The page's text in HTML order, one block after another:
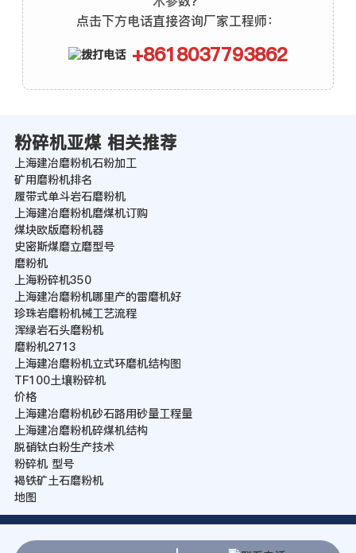
点击下方电话直接咨询厂家工程师：
+8618037793862
粉碎机亚煤 相关推荐
上海建冶磨粉机石粉加工
矿用磨粉机排名
履带式单斗岩石磨粉机
上海建冶磨粉机磨煤机订购
煤块欧版磨粉机器
史密斯煤磨立磨型号
磨粉机
上海粉碎机350
上海建冶磨粉机哪里产的雷磨机好
珍珠岩磨粉机械工艺流程
浑绿岩石头磨粉机
磨粉机2713
上海建冶磨粉机立式环磨机结构图
TF100土壤粉碎机
价格
上海建冶磨粉机砂石路用砂量工程量
上海建冶磨粉机碎煤机结构
脱硝钛白粉生产技术
粉碎机 型号
褐铁矿土石磨粉机
地图